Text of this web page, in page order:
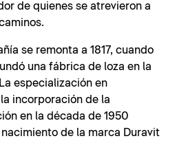
de quienes se atrevieron a
se remonta a 1817, cuando
una fábrica de loza en la
especialización en
incorporación de la
en la década de 1950
de la marca Duravit